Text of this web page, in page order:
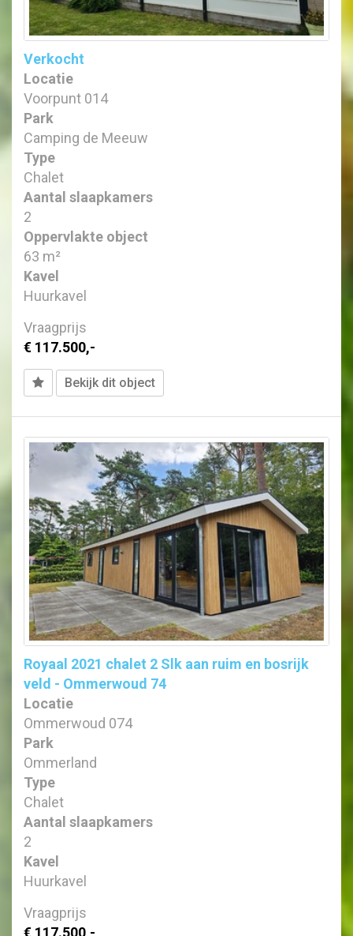
Verkocht
Locatie
Voorpunt 014
Park
Camping de Meeuw
Type
Chalet
Aantal slaapkamers
2
Oppervlakte object
63 m²
Kavel
Huurkavel
Vraagprijs
€ 117.500,-
Bekijk dit object
Royaal 2021 chalet 2 Slk aan ruim en bosrijk
veld - Ommerwoud 74
Locatie
Ommerwoud 074
Park
Ommerland
Type
Chalet
Aantal slaapkamers
2
Kavel
Huurkavel
Vraagprijs
€ 117.500,-